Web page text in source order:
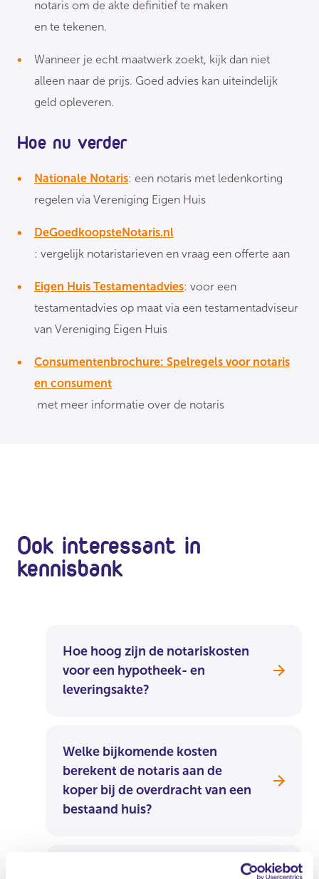
notaris om de akte definitief te maken
en te tekenen.
Wanneer je echt maatwerk zoekt, kijk dan niet
alleen naar de prijs. Goed advies kan uiteindelijk
geld opleveren.
Hoe nu verder
Nationale Notaris: een notaris met ledenkorting
regelen via Vereniging Eigen Huis
DeGoedkoopsteNotaris.nl
: vergelijk notaristarieven en vraag een offerte aan
Eigen Huis Testamentadvies: voor een
testamentadvies op maat via een testamentadviseur
van Vereniging Eigen Huis
Consumentenbrochure: Spelregels voor notaris
en consument
met meer informatie over de notaris
Ook interessant in
kennisbank
Hoe hoog zijn de notariskosten
voor een hypotheek- en
leveringsakte?
Welke bijkomende kosten
berekent de notaris aan de
koper bij de overdracht van een
bestaand huis?
Kan ik zelf een notaris kiezen als